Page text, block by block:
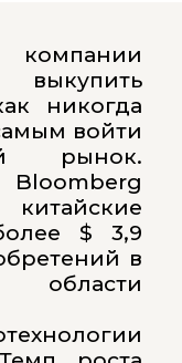
никогда
войти
рынок.
$ 3,9
в